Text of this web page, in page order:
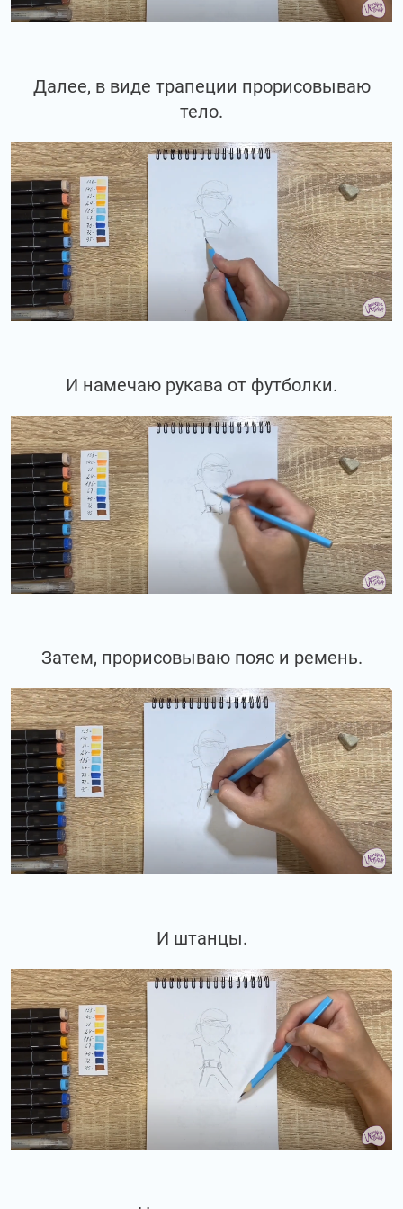
Далее, в виде трапеции прорисовываю
тело.
И намечаю рукава от футболки.
Затем, прорисовываю пояс и ремень.
И штанцы.